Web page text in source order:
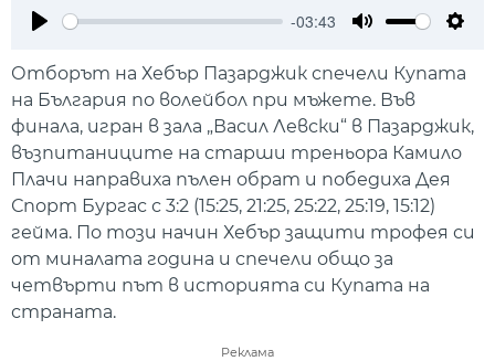
-03:43
Отборът на Хебър Пазарджик спечели Купата
на България по волейбол при мъжете. Във
финала, игран в зала „Васил Левски“ в Пазарджик,
възпитаниците на старши треньора Камило
Плачи направиха пълен обрат и победиха Дея
Спорт Бургас с 3:2 (15:25, 21:25, 25:22, 25:19, 15:12)
гейма. По този начин Хебър защити трофея си
от миналата година и спечели общо за
четвърти път в историята си Купата на
страната.
Реклама